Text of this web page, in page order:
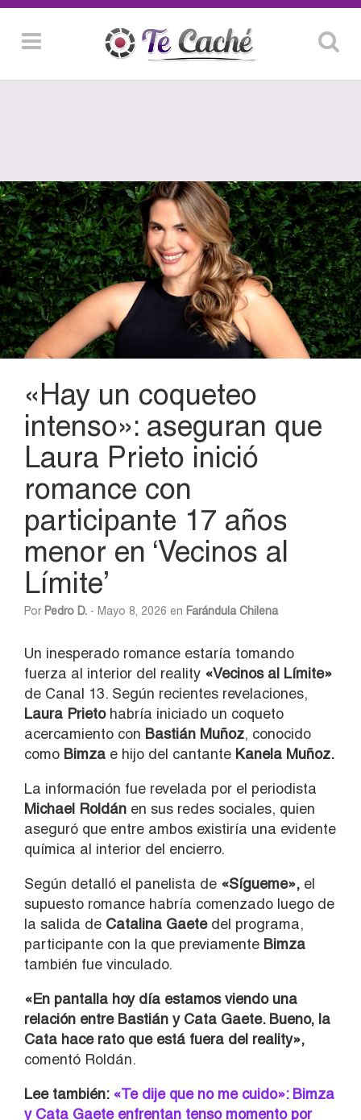
«Hay un coqueteo
intenso»: aseguran que
Laura Prieto inició
romance con
participante 17 años
menor en ‘Vecinos al
Límite’
Por Pedro D. - Mayo 8, 2026 en Farándula Chilena
Un inesperado romance estaría tomando
fuerza al interior del reality «Vecinos al Límite»
de Canal 13. Según recientes revelaciones,
Laura Prietohabría iniciado un coqueto
acercamiento con Bastián Muñoz, conocido
como Bimza e hijo del cantante Kanela Muñoz.
La información fue revelada por el periodista
Michael Roldán en sus redes sociales, quien
aseguró que entre ambos existiría una evidente
química al interior del encierro.
Según detalló el panelista de «Sígueme», el
supuesto romance habría comenzado luego de
la salida de Catalina Gaetedel programa,
participante con la que previamente Bimza
también fue vinculado.
«En pantalla hoy día estamos viendo una
relación entre Bastián y Cata Gaete. Bueno, la
Cata hace rato que está fuera del reality»,
comentó Roldán.
Lee también: «Te dije que no me cuido»: Bimza
y Cata Gaete enfrentan tenso momento por